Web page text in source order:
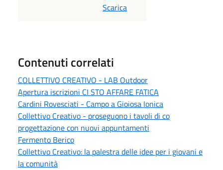
PDF
Scarica
Contenuti correlati
COLLETTIVO CREATIVO - LAB Outdoor
Apertura iscrizioni CI STO AFFARE FATICA
Cardini Rovesciati - Campo a Gioiosa Ionica
Collettivo Creativo - proseguono i tavoli di co
progettazione con nuovi appuntamenti
Fermento Berico
Collettivo Creativo: la palestra delle idee per i giovani e
la comunità